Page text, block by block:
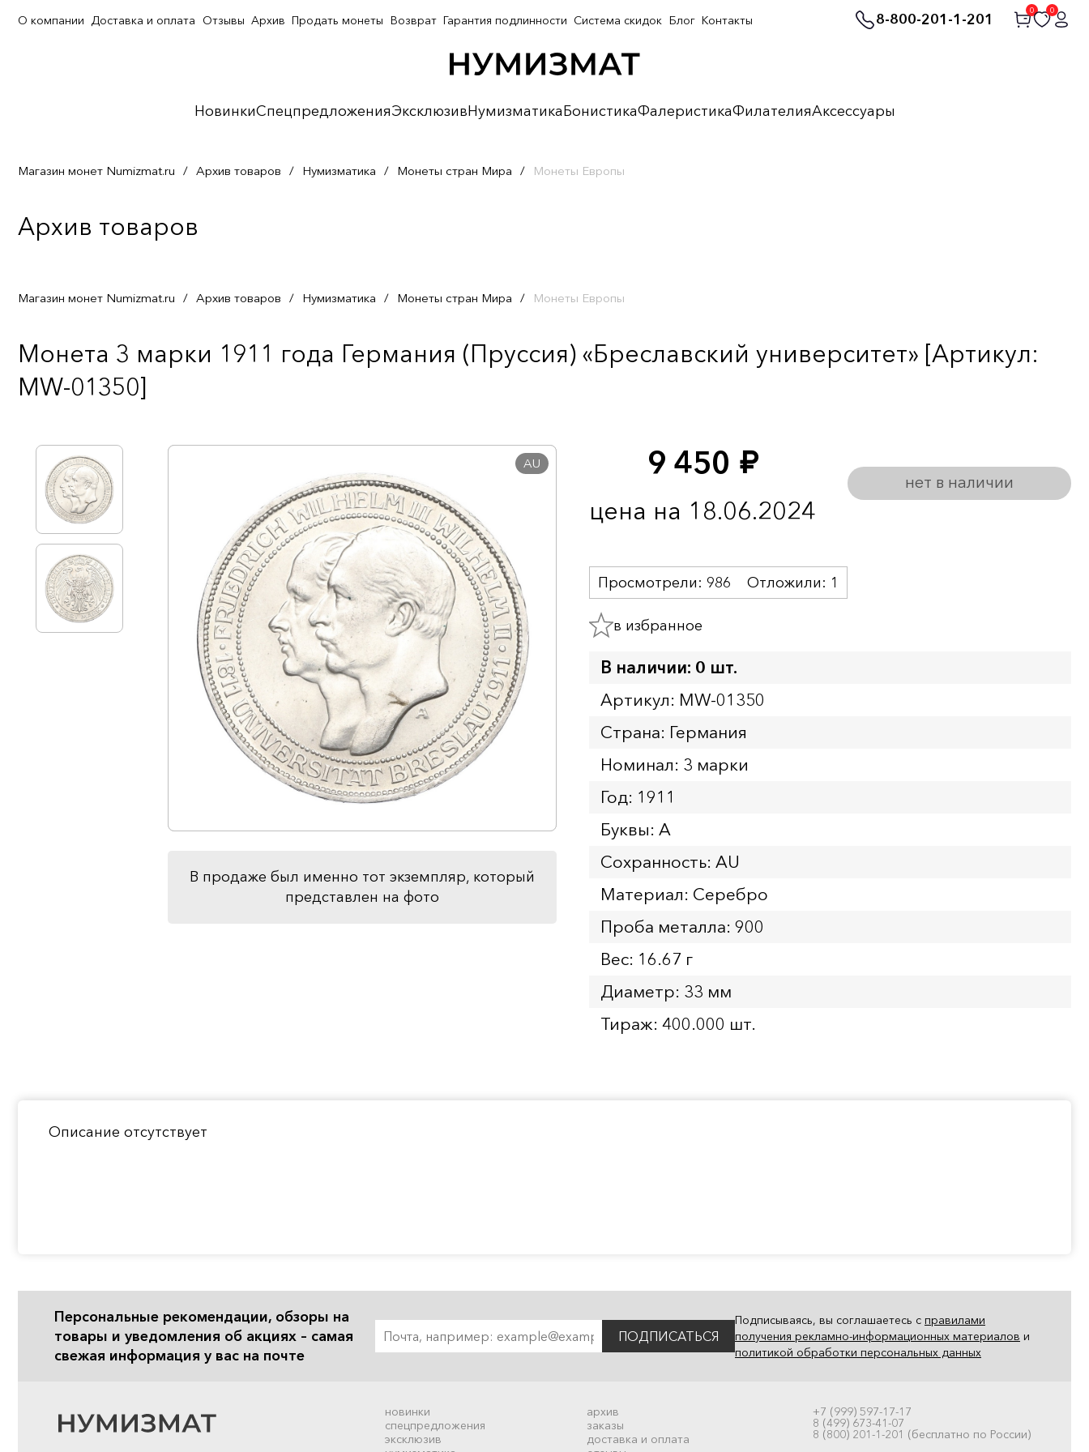
8-800-201-1-201
0 0
НовинкиСпецпредложенияЭксклюзивНумизматикаБонистикаФалеристикаФилателияАксессуары
О компании Доставка и оплата Отзывы Архив Продать монеты Возврат Гарантия подлинности Система скидок Блог Контакты
Магазин монет Numizmat.ru / Архив товаров / Нумизматика / Монеты стран Мира / Монеты Европы
Архив товаров
Магазин монет Numizmat.ru / Архив товаров / Нумизматика / Монеты стран Мира / Монеты Европы
Монета 3 марки 1911 года Германия (Пруссия) «Бреславский университет» [Артикул:
MW-01350]
AU
В продаже был именно тот экземпляр, который
представлен на фото
9 450 руб.
цена на 18.06.2024
нет в наличии
Просмотрели: 986 Отложили: 1
в избранное
В наличии: 0 шт.
Артикул: MW-01350
Страна: Германия
Номинал: 3 марки
Год: 1911
Буквы: A
Сохранность: AU
Материал: Серебро
Проба металла: 900
Вес: 16.67 г
Диаметр: 33 мм
Тираж: 400.000 шт.
Описание отсутствует
Персональные рекомендации, обзоры на
товары и уведомления об акциях – самая
свежая информация у вас на почте
ПОДПИСАТЬСЯ
Подписываясь, вы соглашаетесь с правилами
получения рекламно-информационных материалов и
политикой обработки персональных данных
новинки
спецпредложения
эксклюзив
архив
заказы
доставка и оплата
+7 (999) 597-17-17
8 (499) 673-41-07
8 (800) 201-1-201 (бесплатно по России)